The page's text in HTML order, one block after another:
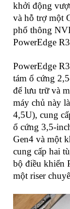
khởi động
và hỗ trợ một
phổ thông
PowerEdge
PowerEdge
tám ổ cứng
để lưu trữ và
máy chủ này
4,5U), cung
ổ cứng 3,5-
Gen4 và một
cung cấp hai
bộ điều khiển
một riser